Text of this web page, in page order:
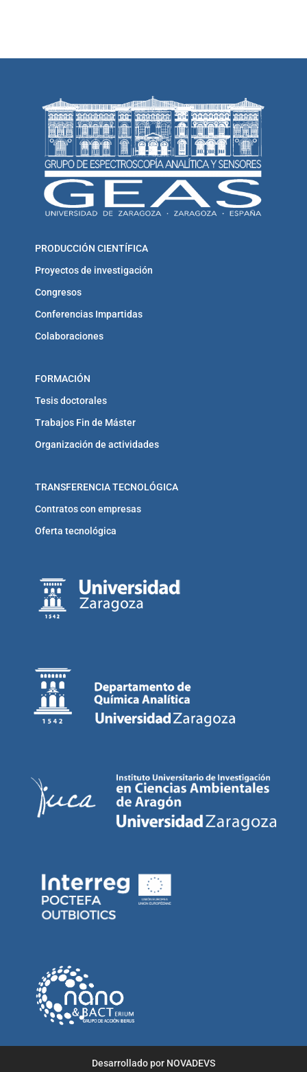
PRODUCCIÓN CIENTÍFICA
Proyectos de investigación
Congresos
Conferencias Impartidas
Colaboraciones
FORMACIÓN
Tesis doctorales
Trabajos Fin de Máster
Organización de actividades
TRANSFERENCIA TECNOLÓGICA
Contratos con empresas
Oferta tecnológica
Desarrollado por NOVADEVS